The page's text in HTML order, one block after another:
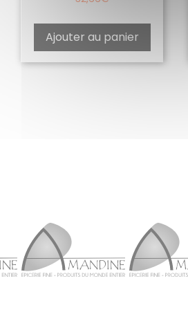
Ajouter au panier